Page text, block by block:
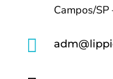
Campos/
